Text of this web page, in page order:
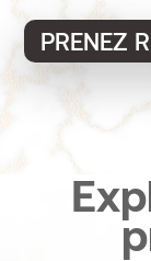
PRENEZ